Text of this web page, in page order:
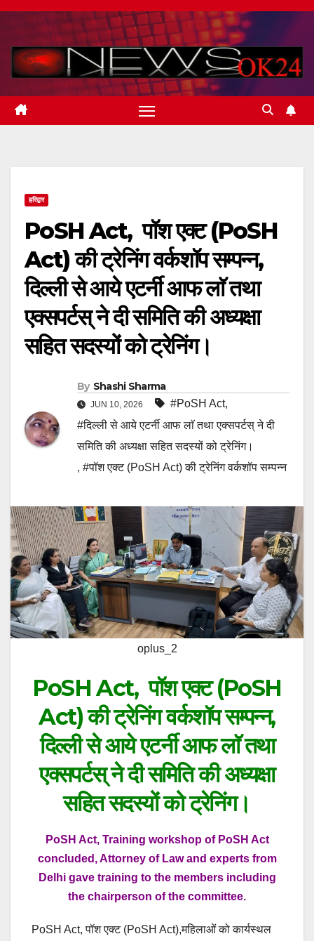
Skip
content
हरिद्वार
PoSH Act, पॉश एक्ट (PoSH
Act) की ट्रेनिंग वर्कशॉप सम्पन्न,
दिल्ली से आये एटर्नी आफ लाॅ तथा
एक्सपर्टस् ने दी समिति की अध्यक्षा
सहित सदस्यों को ट्रेनिंग।
By Shashi Sharma
JUN 10, 2026 #PoSH Act,
#दिल्ली से आये एटर्नी आफ लाॅ तथा एक्सपर्टस् ने दी
समिति की अध्यक्षा सहित सदस्यों को ट्रेनिंग।
, #पॉश एक्ट (PoSH Act) की ट्रेनिंग वर्कशॉप सम्पन्न
oplus_2
PoSH Act, पॉश एक्ट (PoSH
Act) की ट्रेनिंग वर्कशॉप सम्पन्न,
दिल्ली से आये एटर्नी आफ लाॅ तथा
एक्सपर्टस् ने दी समिति की अध्यक्षा
सहित सदस्यों को ट्रेनिंग।
PoSH Act, Training workshop of PoSH Act
concluded, Attorney of Law and experts from
Delhi gave training to the members including
the chairperson of the committee.
PoSH Act, पॉश एक्ट (PoSH Act),महिलाओं को कार्यस्थल